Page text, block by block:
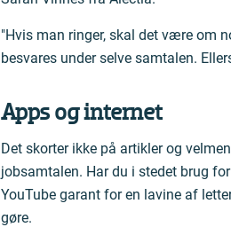
"Hvis man ringer, skal det være om
besvares under selve samtalen.
Apps og internet
Det skorter ikke på artikler og
jobsamtalen. Har du i stedet brug
YouTube garant for en lavine af
gøre.